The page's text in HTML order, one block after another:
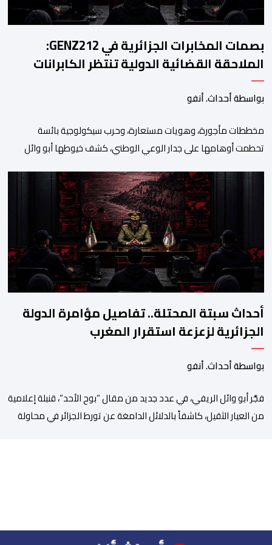
بصمات المخابرات الجزائرية في GENZ212:
الملاحقة القضائية الدولية تنتظر الكابرانات
بواسطة أحداث. أنفو
مخططات مأجورة، وهويات مستعارة، وحرب سيكولوجية بائسة
تحطمت أوهامها على جدار الوعي الوطني، كشف خيوطها أبو وائل
الأجهزة الأمنية المغربية لأحدث محاولات المخابرات العسكرية الجزائرية
استهداف امن المملكة واستقرارها. أكد أبو وائل الريفي أنه: “بعد
إجهاض مخططات الجارة التي تحركت سريعا عبر عملائها […]
أحداث سبتة المحتلة.. تفاصيل مؤامرة الدولة
الجزائرية لزعزعة استقرار المغرب
بواسطة أحداث. أنفو
فجَّر أبو وائل الريفي، في عدد جديد من مقال “بوح الأحد”، قنبلة إعلامية
من العيار الثقيل، كاشفاً بالدلائل الدامغة عن تورط الجزائر في محاولة